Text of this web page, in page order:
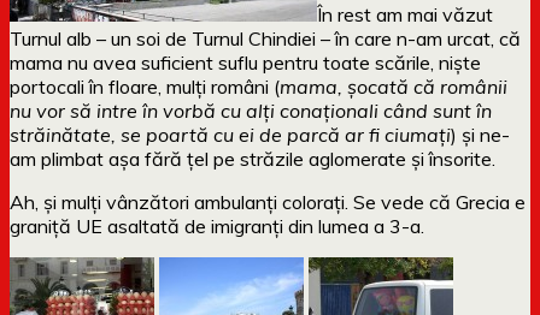
În rest am mai văzut
Turnul alb – un soi de Turnul Chindiei – în care n-am urcat, că
mama nu avea suficient suflu pentru toate scările, niște
portocali în floare, mulți români (mama, șocată că românii
nu vor să intre în vorbă cu alți conaționali când sunt în
străinătate, se poartă cu ei de parcă ar fi ciumați) și ne-
am plimbat așa fără țel pe străzile aglomerate și însorite.
Ah, și mulți vânzători ambulanți colorați. Se vede că Grecia e
graniță UE asaltată de imigranți din lumea a 3-a.